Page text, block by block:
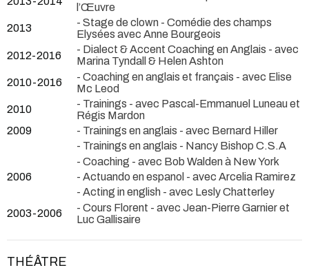
l’Œuvre
2013
- Stage de clown - Comédie des champs
Elysées avec Anne Bourgeois
2012-2016
- Dialect & Accent Coaching en Anglais - avec
Marina Tyndall & Helen Ashton
2010-2016
- Coaching en anglais et français - avec Elise
Mc Leod
2010
- Trainings - avec Pascal-Emmanuel Luneau et
Régis Mardon
2009
- Trainings en anglais - avec Bernard Hiller
- Trainings en anglais - Nancy Bishop C.S.A
- Coaching - avec Bob Walden à New York
2006
- Actuando en espanol - avec Arcelia Ramirez
- Acting in english - avec Lesly Chatterley
2003-2006
- Cours Florent - avec Jean-Pierre Garnier et
Luc Gallisaire
THÉÂTRE